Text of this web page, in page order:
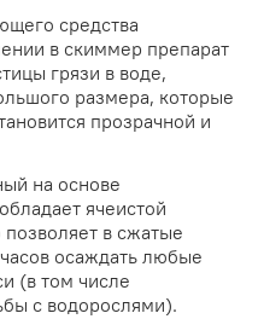
средства
в скиммер препарат
грязи в воде,
размера, которые
прозрачной и
на основе
ячеистой
в сжатые
осаждать любые
(в том числе
с водорослями).